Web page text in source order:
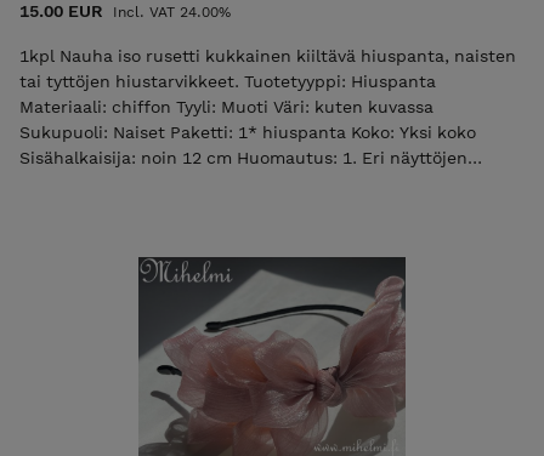
15.00 EUR Incl. VAT 24.00%
1kpl Nauha iso rusetti kukkainen kiiltävä hiuspanta, naisten
tai tyttöjen hiustarvikkeet. Tuotetyyppi: Hiuspanta
Materiaali: chiffon Tyyli: Muoti Väri: kuten kuvassa
Sukupuoli: Naiset Paketti: 1* hiuspanta Koko: Yksi koko
Sisähalkaisija: noin 12 cm Huomautus: 1. Eri näyttöjen